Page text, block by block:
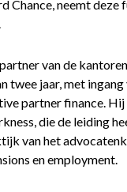
Chance, neemt deze
van de
twee jaar, met ingang
partner finance.
die de leiding
van het
en employment.